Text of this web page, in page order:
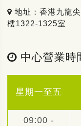
地址：香港九龍
樓1322-1325室
中心營業時
星期一至五
09:00 -